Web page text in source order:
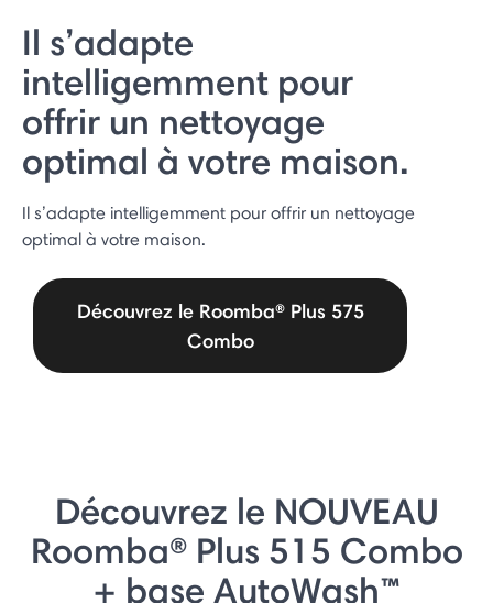
Il s’adapte
intelligemment pour
offrir un nettoyage
optimal à votre maison.
Il s’adapte intelligemment pour offrir un nettoyage
optimal à votre maison.
Découvrez le Roomba® Plus 575
Combo
Découvrez le NOUVEAU
Roomba® Plus 515 Combo
+ base AutoWash™